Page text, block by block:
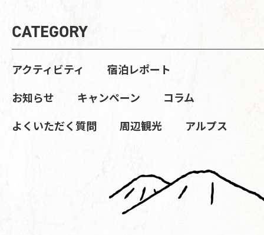
CATEGORY
アクティビティ
宿泊レポート
お知らせ
キャンペーン
コラム
よくいただく質問
周辺観光 アルプス